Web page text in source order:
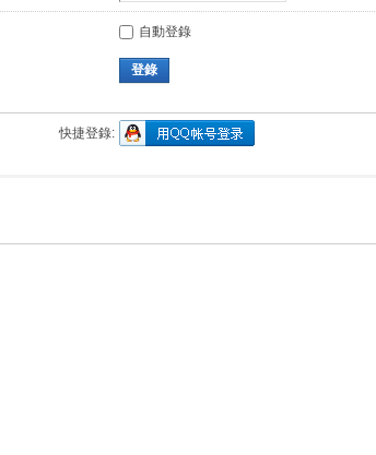
自動登錄
登錄
快捷登錄: